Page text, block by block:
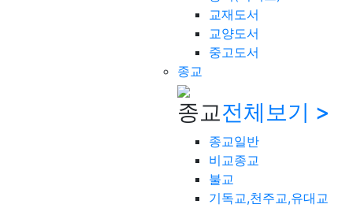
교재도서
교양도서
중고도서
종교
종교전체보기 >
종교일반
비교종교
불교
기독교,천주교,유대교